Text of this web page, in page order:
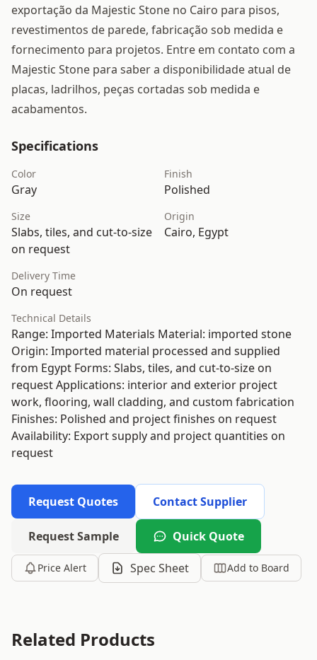
exportação da Majestic Stone no Cairo para pisos,
revestimentos de parede, fabricação sob medida e
fornecimento para projetos. Entre em contato com a
Majestic Stone para saber a disponibilidade atual de
placas, ladrilhos, peças cortadas sob medida e
acabamentos.
Specifications
Color
Gray
Finish
Polished
Size
Slabs, tiles, and cut-to-size
on request
Origin
Cairo, Egypt
Delivery Time
On request
Technical Details
Range: Imported Materials Material: imported stone
Origin: Imported material processed and supplied
from Egypt Forms: Slabs, tiles, and cut-to-size on
request Applications: interior and exterior project
work, flooring, wall cladding, and custom fabrication
Finishes: Polished and project finishes on request
Availability: Export supply and project quantities on
request
Request Quotes Contact Supplier
Request Sample Quick Quote
Price Alert Spec Sheet Add to Board
Related Products